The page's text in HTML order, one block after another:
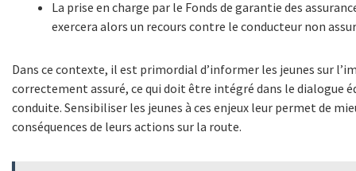
La prise en charge par le Fonds de garantie des
exercera alors un recours contre le conducteur non
Dans ce contexte, il est primordial d’informer les jeunes sur
correctement assuré, ce qui doit être intégré dans le dialogue
conduite. Sensibiliser les jeunes à ces enjeux leur permet de
conséquences de leurs actions sur la route.